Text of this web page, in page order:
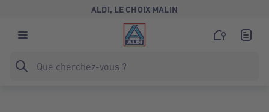
ALDI, LE CHOIX MALIN